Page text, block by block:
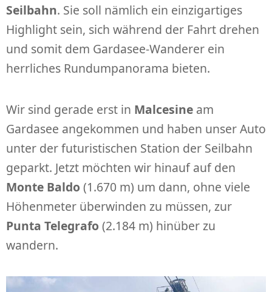
Seilbahn. Sie soll nämlich ein einzigartiges
Highlight sein, sich während der Fahrt drehen
und somit dem Gardasee-Wanderer ein
herrliches Rundumpanorama bieten.
Wir sind gerade erst in Malcesine am
Gardasee angekommen und haben unser Auto
unter der futuristischen Station der Seilbahn
geparkt. Jetzt möchten wir hinauf auf den
Monte Baldo (1.670 m) um dann, ohne viele
Höhenmeter überwinden zu müssen, zur
Punta Telegrafo (2.184 m) hinüber zu
wandern.